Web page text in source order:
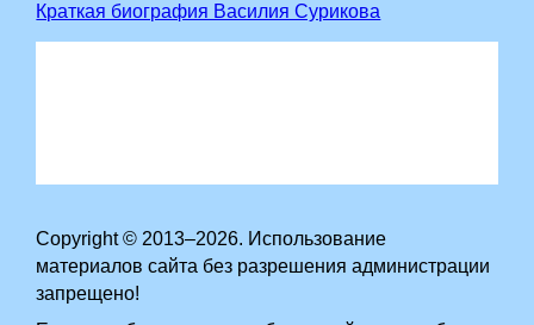
Краткая биография Василия Сурикова
Copyright © 2013–2026. Использование
материалов сайта без разрешения администрации
запрещено!